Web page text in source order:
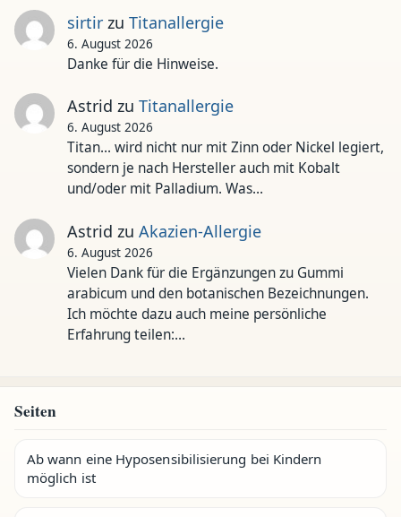
sirtirzu Titanallergie
6. August 2026
Danke für die Hinweise.
Astrid zu Titanallergie
6. August 2026
Titan... wird nicht nur mit Zinn oder Nickel legiert,
sondern je nach Hersteller auch mit Kobalt
und/oder mit Palladium. Was…
Astrid zu Akazien-Allergie
6. August 2026
Vielen Dank für die Ergänzungen zu Gummi
arabicum und den botanischen Bezeichnungen.
Ich möchte dazu auch meine persönliche
Erfahrung teilen:…
Seiten
Ab wann eine Hyposensibilisierung bei Kindern
möglich ist